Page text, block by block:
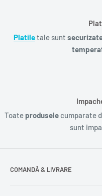
Platiletale sunt
Toate produsele cumparate
sunt
COMANDĂ & LIVRARE